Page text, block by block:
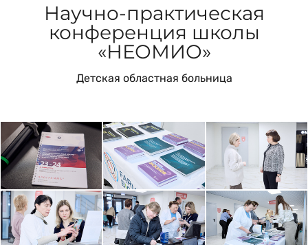
Научно-практическая
конференция школы
«НЕОМИО»
Детская областная больница